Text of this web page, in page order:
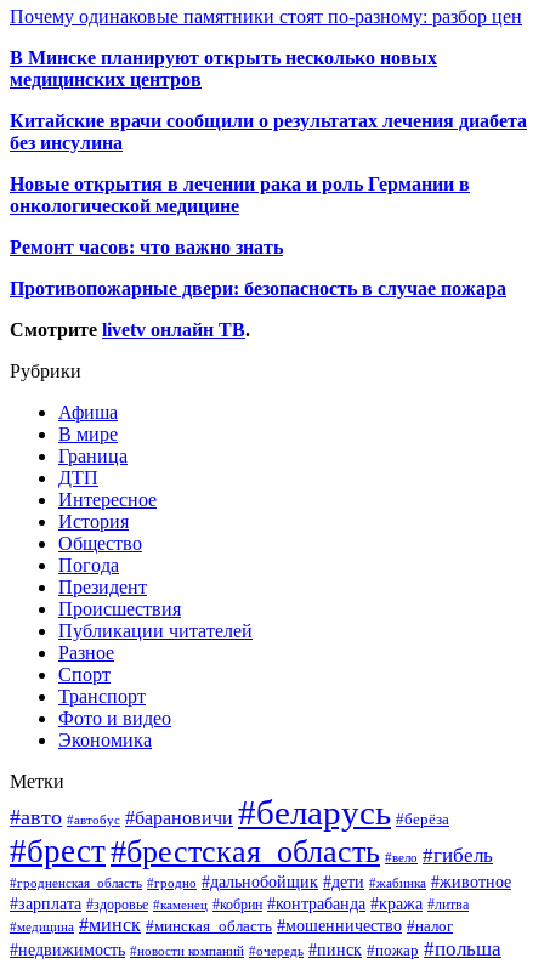
Почему одинаковые памятники стоят по-разному: разбор цен
В Минске планируют открыть несколько новых
медицинских центров
Китайские врачи сообщили о результатах лечения диабета
без инсулина
Новые открытия в лечении рака и роль Германии в
онкологической медицине
Ремонт часов: что важно знать
Противопожарные двери: безопасность в случае пожара
Смотрите livetv онлайн ТВ.
Рубрики
Афиша
В мире
Граница
ДТП
Интересное
История
Общество
Погода
Президент
Происшествия
Публикации читателей
Разное
Спорт
Транспорт
Фото и видео
Экономика
Метки
#авто #автобус #барановичи #беларусь #берёза
#брест#брестская_область #вело #гибель
#гродненская_область #гродно #дальнобойщик #дети #жабинка #животное
#зарплата #здоровье #каменец #кобрин #контрабанда #кража #литва
#медицина #минск #минская_область #мошенничество #налог
#недвижимость #новости компаний #очередь #пинск #пожар #польша